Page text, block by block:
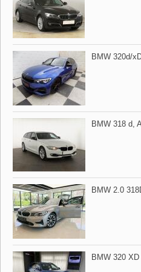
BMW 320d/
BMW 318 d,​
BMW 2.0
BMW 320